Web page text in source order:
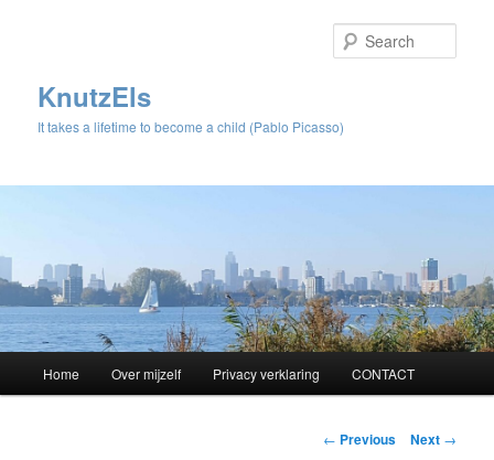
KnutzEls
It takes a lifetime to become a child (Pablo Picasso)
Skip
Home Over mijzelf Privacy verklaring CONTACT
Post
← Previous Next →